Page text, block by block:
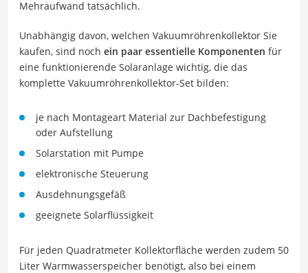
Mehraufwand tatsächlich.
Unabhängig davon, welchen Vakuumröhrenkollektor Sie
kaufen, sind noch ein paar essentielle Komponenten für
eine funktionierende Solaranlage wichtig, die das
komplette Vakuumröhrenkollektor-Set bilden:
je nach Montageart Material zur Dachbefestigung
oder Aufstellung
Solarstation mit Pumpe
elektronische Steuerung
Ausdehnungsgefäß
geeignete Solarflüssigkeit
Für jeden Quadratmeter Kollektorfläche werden zudem 50
Liter Warmwasserspeicher benötigt, also bei einem